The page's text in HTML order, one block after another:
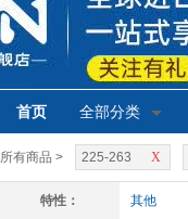
首页 全部分类
所有商品 > X
225-263
特性： 其他